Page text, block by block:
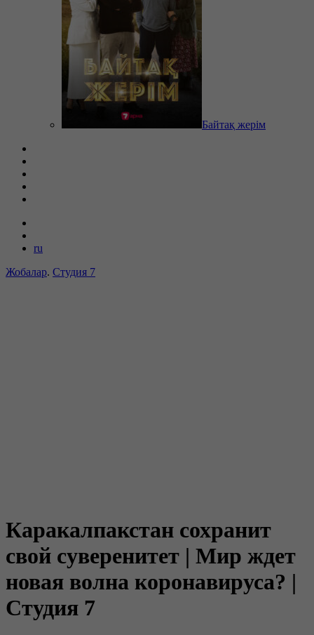
Байтақ жерім
ru
Жобалар. Студия 7
Каракалпакстан сохранит
свой суверенитет | Мир ждет
новая волна коронавируса? |
Студия 7